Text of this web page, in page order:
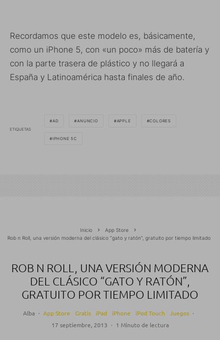
Recordamos que este modelo es, básicamente,
como un iPhone 5, con «un poco» más de batería y
con la parte trasera de plástico y no llegará a
España y Latinoamérica hasta finales de año.
ETIQUETAS
AD ANUNCIO APPLE COLORES
IPHONE 5C
Inicio
App Store
Rob n Roll, una versión moderna del clásico “gato y ratón”, gratuito por tiempo limitado
ROB N ROLL, UNA VERSIÓN MODERNA
DEL CLÁSICO “GATO Y RATÓN”,
GRATUITO POR TIEMPO LIMITADO
Alba · App Store Gratis iPad iPhone iPod Touch Juegos ·
17 septiembre, 2013 · 1 Minuto de lectura